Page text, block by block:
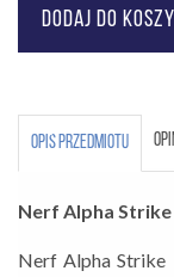
OPIS PRZEDMIOTU
Nerf Alpha Strike
Nerf Alpha Strike